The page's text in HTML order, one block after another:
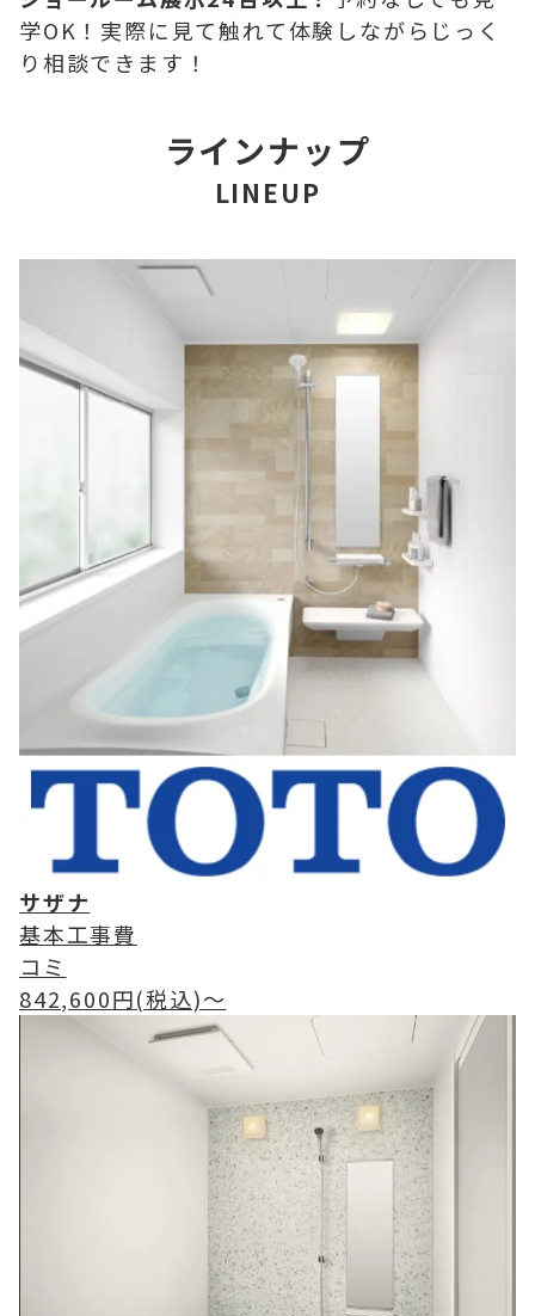
学OK！実際に見て触れて体験しながらじっく
り相談できます！
ラインナップ
LINEUP
サザナ
基本工事費
コミ
842,600円(税込)〜